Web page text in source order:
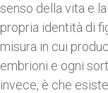
senso della vita e
propria identità di
misura in cui
embrioni e ogni
invece, è che